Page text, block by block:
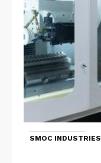
SMOC INDUSTRIES